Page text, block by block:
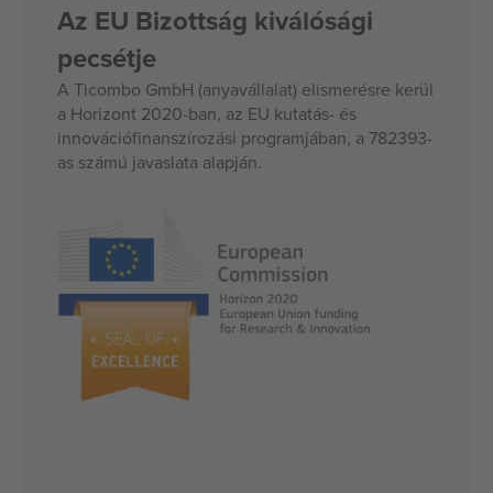
Az EU Bizottság kiválósági
pecsétje
A Ticombo GmbH (anyavállalat) elismerésre kerül
a Horizont 2020-ban, az EU kutatás- és
innovációfinanszírozási programjában, a 782393-
as számú javaslata alapján.